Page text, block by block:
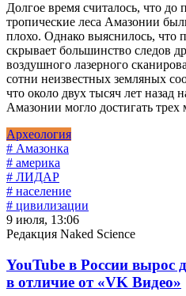
Долгое время считалось, что до
тропические леса Амазонии
плохо. Однако выяснилось, что
скрывает большинство следов
воздушного лазерного
сотни неизвестных земляных
что около двух тысяч лет назад
Амазонии могло достигать трех
Археология
# Амазонка
# америка
# ЛИДАР
# население
# цивилизации
9 июля, 13:06
Редакция Naked Science
YouTube в России вырос
в отличие от «VK Видео»